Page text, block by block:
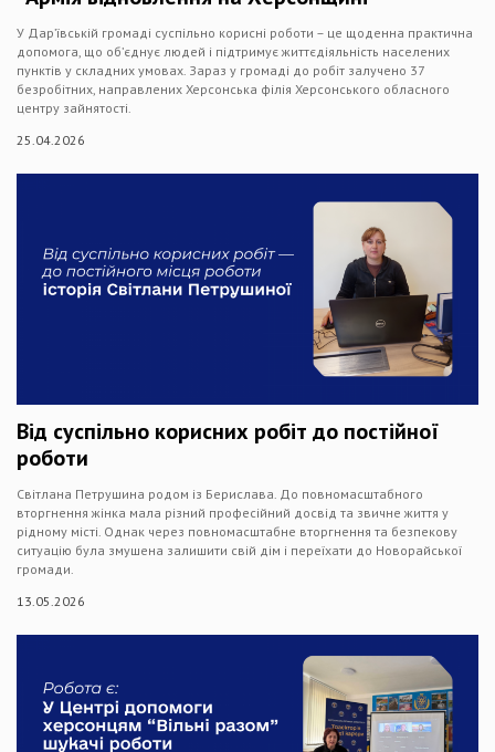
У Дар’ївській громаді суспільно корисні роботи – це щоденна практична
допомога, що об’єднує людей і підтримує життєдіяльність населених
пунктів у складних умовах. Зараз у громаді до робіт залучено 37
безробітних, направлених Херсонська філія Херсонського обласного
центру зайнятості.
25.04.2026
Від суспільно корисних робіт до постійної
роботи
Світлана Петрушина родом із Берислава. До повномасштабного
вторгнення жінка мала різний професійний досвід та звичне життя у
рідному місті. Однак через повномасштабне вторгнення та безпекову
ситуацію була змушена залишити свій дім і переїхати до Новорайської
громади.
13.05.2026